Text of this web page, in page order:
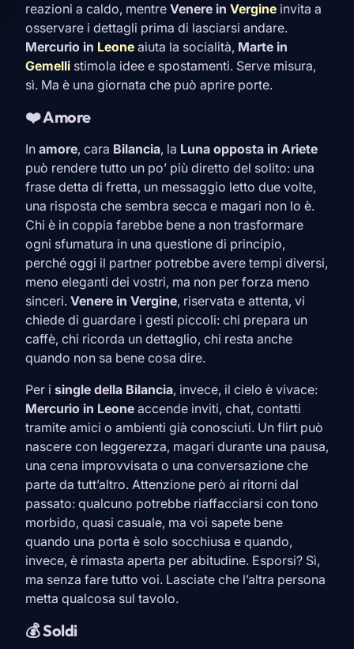
reazioni a caldo, mentre Venere in Vergine invita a
osservare i dettagli prima di lasciarsi andare.
Mercurio in Leone aiuta la socialità, Marte in
Gemelli stimola idee e spostamenti. Serve misura,
sì. Ma è una giornata che può aprire porte.
❤️ Amore
In amore, cara Bilancia, la Luna opposta in Ariete
può rendere tutto un po’ più diretto del solito: una
frase detta di fretta, un messaggio letto due volte,
una risposta che sembra secca e magari non lo è.
Chi è in coppia farebbe bene a non trasformare
ogni sfumatura in una questione di principio,
perché oggi il partner potrebbe avere tempi diversi,
meno eleganti dei vostri, ma non per forza meno
sinceri. Venere in Vergine, riservata e attenta, vi
chiede di guardare i gesti piccoli: chi prepara un
caffè, chi ricorda un dettaglio, chi resta anche
quando non sa bene cosa dire.
Per i single della Bilancia, invece, il cielo è vivace:
Mercurio in Leone accende inviti, chat, contatti
tramite amici o ambienti già conosciuti. Un flirt può
nascere con leggerezza, magari durante una pausa,
una cena improvvisata o una conversazione che
parte da tutt’altro. Attenzione però ai ritorni dal
passato: qualcuno potrebbe riaffacciarsi con tono
morbido, quasi casuale, ma voi sapete bene
quando una porta è solo socchiusa e quando,
invece, è rimasta aperta per abitudine. Esporsi? Sì,
ma senza fare tutto voi. Lasciate che l’altra persona
metta qualcosa sul tavolo.
💰 Soldi